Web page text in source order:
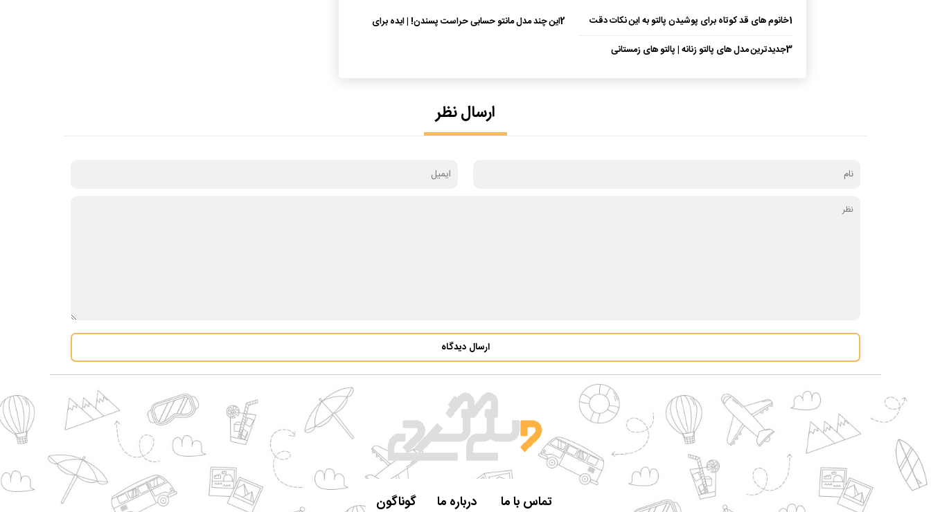
1خانوم های قد کوتاه برای پوشیدن پالتو به این نکات دقت
2این چند مدل مانتو حسابی حراست پسندن! | ایده برای
3جدیدترین مدل های پالتو زنانه | پالتو های زمستانی
ارسال نظر
ارسال دیدگاه
تماس با ما درباره ما گوناگون